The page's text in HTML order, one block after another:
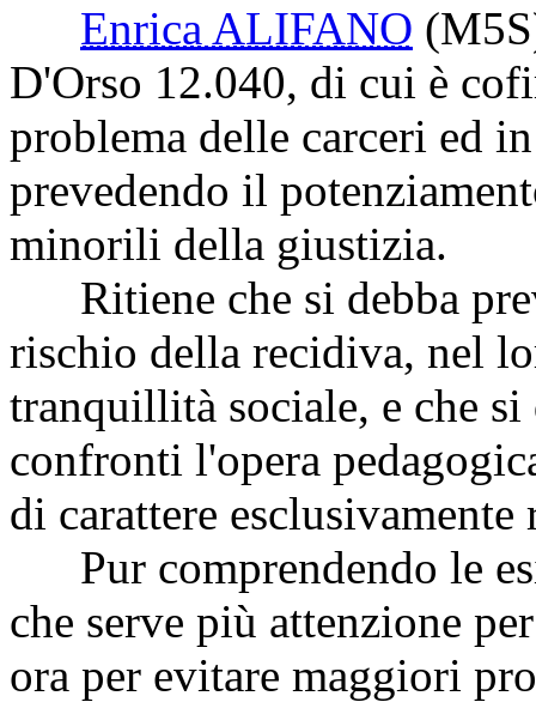
Enrica ALIFANO
D'Orso 12.040, di cui è
problema delle carceri ed
prevedendo il
minorili della giustizia.
Ritiene che si debba
rischio della recidiva, nel
tranquillità sociale, e che
confronti l'opera
di carattere esclusivamente
Pur comprendendo le
che serve più attenzione
ora per evitare maggiori